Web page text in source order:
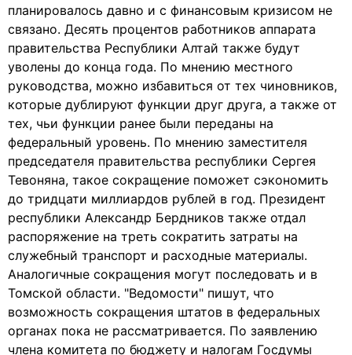
планировалось давно и с финансовым кризисом не
связано. Десять процентов работников аппарата
правительства Республики Алтай также будут
уволены до конца года. По мнению местного
руководства, можно избавиться от тех чиновников,
которые дублируют функции друг друга, а также от
тех, чьи функции ранее были переданы на
федеральный уровень. По мнению заместителя
председателя правительства республики Сергея
Тевоняна, такое сокращение поможет сэкономить
до тридцати миллиардов рублей в год. Президент
республики Александр Бердников также отдал
распоряжение на треть сократить затраты на
служебный транспорт и расходные материалы.
Аналогичные сокращения могут последовать и в
Томской области. "Ведомости" пишут, что
возможность сокращения штатов в федеральных
органах пока не рассматривается. По заявлению
члена комитета по бюджету и налогам Госдумы